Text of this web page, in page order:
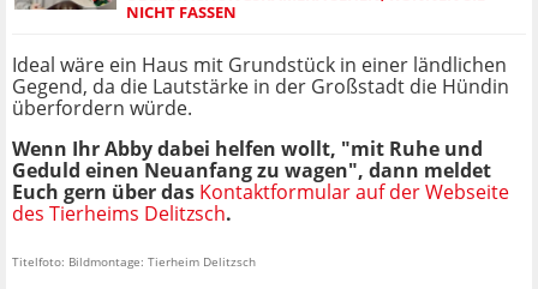
NICHT FASSEN
Ideal wäre ein Haus mit Grundstück in einer ländlichen
Gegend, da die Lautstärke in der Großstadt die Hündin
überfordern würde.
Wenn Ihr Abby dabei helfen wollt, "mit Ruhe und
Geduld einen Neuanfang zu wagen", dann meldet
Euch gern über das Kontaktformular auf der Webseite
des Tierheims Delitzsch.
Titelfoto: Bildmontage: Tierheim Delitzsch